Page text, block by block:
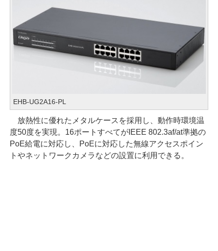
EHB-UG2A16-PL
放熱性に優れたメタルケースを採用し、動作時環境温
度50度を実現。16ポートすべてがIEEE 802.3af/at準拠の
PoE給電に対応し、PoEに対応した無線アクセスポイン
トやネットワークカメラなどの設置に利用できる。